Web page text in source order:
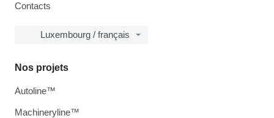
Contacts
Luxembourg / français
Nos projets
Autoline™
Machineryline™